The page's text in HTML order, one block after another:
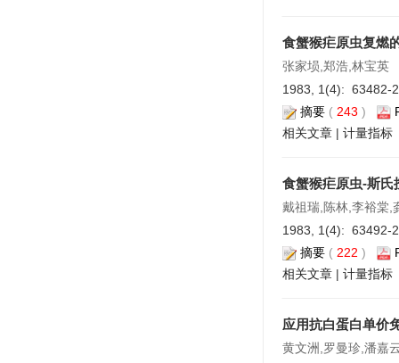
食蟹猴疟原虫复燃
张家埙,郑浩,林宝英
1983, 1(4): 63482-
摘要 ( 243 )
相关文章 | 计量指标
食蟹猴疟原虫-斯氏
戴祖瑞,陈林,李裕棠,
1983, 1(4): 63492-
摘要 ( 222 )
相关文章 | 计量指标
应用抗白蛋白单价
黄文洲,罗曼珍,潘嘉